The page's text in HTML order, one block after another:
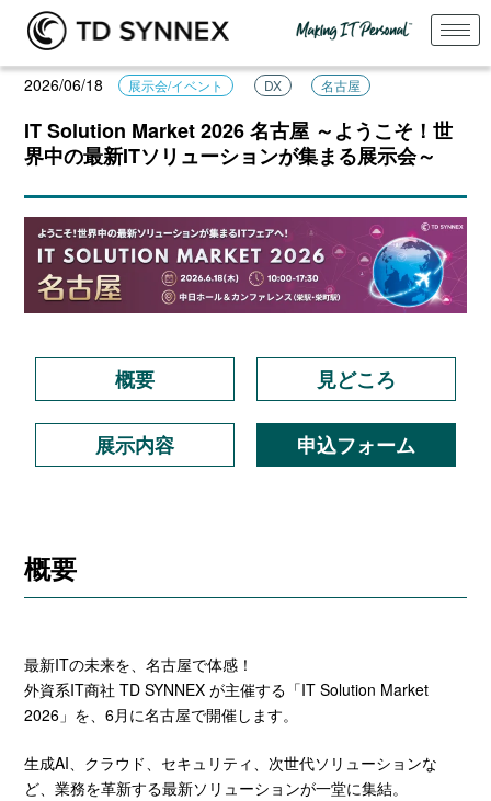
2026/06/18 展示会/イベント DX 名古屋
IT Solution Market 2026 名古屋 ～ようこそ！世
界中の最新ITソリューションが集まる展示会～
概要 見どころ
展示内容 申込フォーム
概要
最新ITの未来を、名古屋で体感！
外資系IT商社 TD SYNNEX が主催する「IT Solution Market
2026」を、6月に名古屋で開催します。
生成AI、クラウド、セキュリティ、次世代ソリューションな
ど、業務を革新する最新ソリューションが一堂に集結。